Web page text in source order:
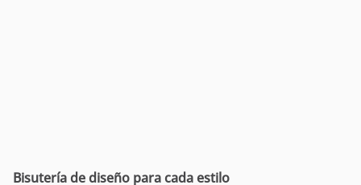
Bisutería de diseño para cada estilo